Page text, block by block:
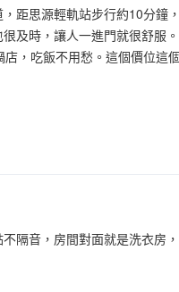
距思源輕軌站步行約10分鐘
及時，讓人一進門就很舒服
，吃飯不用愁。這個價位這
隔音，房間對面就是洗衣房